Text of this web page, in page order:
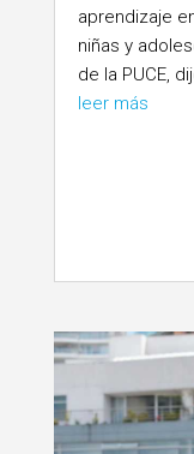
aprendizaje
niñas y
de la PUCE,
leer más